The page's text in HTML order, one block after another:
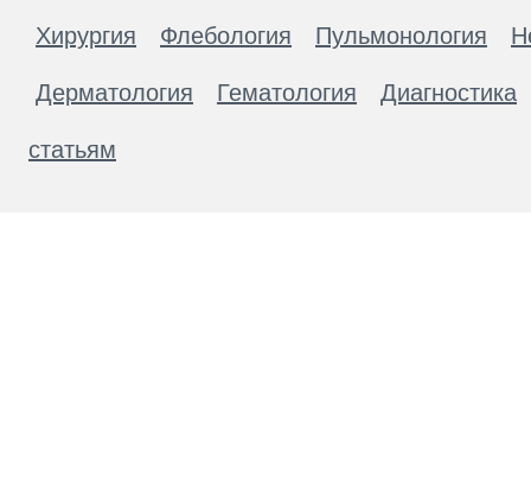
Хирургия Флебология Пульмонология
Дерматология Гематология Диагностика
статьям